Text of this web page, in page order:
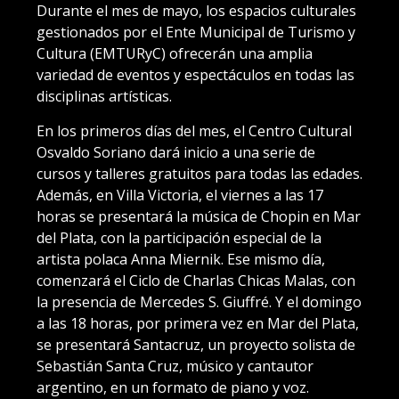
Durante el mes de mayo, los espacios culturales
gestionados por el Ente Municipal de Turismo y
Cultura (EMTURyC) ofrecerán una amplia
variedad de eventos y espectáculos en todas las
disciplinas artísticas.
En los primeros días del mes, el Centro Cultural
Osvaldo Soriano dará inicio a una serie de
cursos y talleres gratuitos para todas las edades.
Además, en Villa Victoria, el viernes a las 17
horas se presentará la música de Chopin en Mar
del Plata, con la participación especial de la
artista polaca Anna Miernik. Ese mismo día,
comenzará el Ciclo de Charlas Chicas Malas, con
la presencia de Mercedes S. Giuffré. Y el domingo
a las 18 horas, por primera vez en Mar del Plata,
se presentará Santacruz, un proyecto solista de
Sebastián Santa Cruz, músico y cantautor
argentino, en un formato de piano y voz.